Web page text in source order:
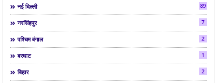
नई दिल्ली 89
नरसिंहपुर 7
पश्चिम बंगाल 2
बरघाट 1
बिहार 2